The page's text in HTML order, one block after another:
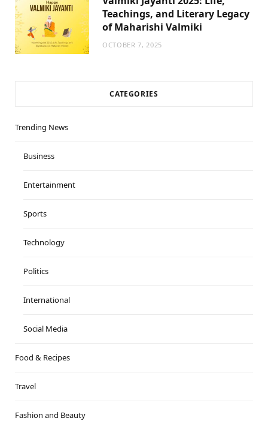
Teachings, and Literary Legacy
of Maharishi Valmiki
OCTOBER 7, 2025
CATEGORIES
Trending News
Business
Entertainment
Sports
Technology
Politics
International
Social Media
Food & Recipes
Travel
Fashion and Beauty